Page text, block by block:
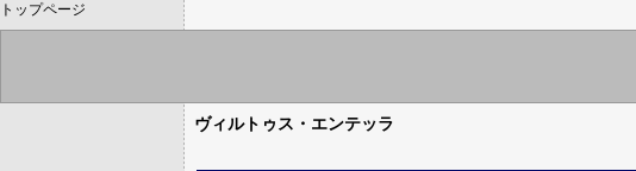
トップページ
ヴィルトゥス・エンテッラ